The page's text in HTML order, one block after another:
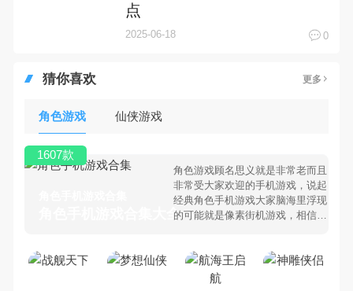
点
2025-06-18 0
猜你喜欢 更多
角色游戏 仙侠游戏
角色手机游戏合集大全 >
角色游戏顾名思义就是非常老而且
非常受大家欢迎的手机游戏，说起
经典角色手机游戏大家脑海里浮现
的可能就是像素街机游戏，相信很
色手机游戏有哪些呢？游戏今天，
乐途下载站小编芒果味的怪咖给大
1607款